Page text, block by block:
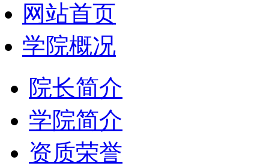
网站首页
学院概况
院长简介
学院简介
资质荣誉